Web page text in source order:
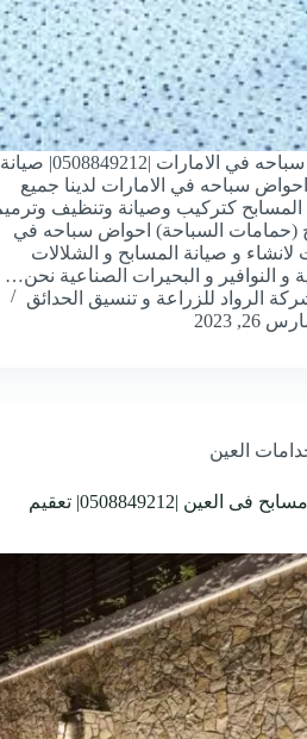
احواض سباحه في الامارات
سباحه في الامارات لدينا جميع
كتركيب وصيانة وتنظيف
(حمامات السباحة) احواض سباحه في
لانشاء و صيانة المسابح و الشلالات
و النوافير و البحيرات الصناعية نحن…
الرواد للزراعة و تنسيق الحدائق
26, 2023
العين
تركيب مسابح فى العين |0508849212| تعقيم